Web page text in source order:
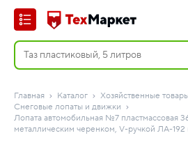
Главная Каталог Хозяйственные товары
Снеговые лопаты и движки
Лопата автомобильная №7 пластмассовая
металлическим черенком, V-ручкой ЛА-